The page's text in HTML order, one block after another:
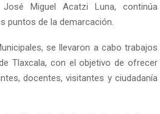
Miguel Acatzi Luna, continúa
puntos de la demarcación.
se llevaron a cabo trabajos
Tlaxcala, con el objetivo de ofrecer
docentes, visitantes y ciudadanía